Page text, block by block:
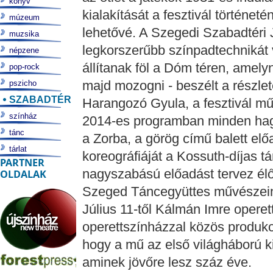
kialakítását a fesztivál
lehetővé. A Szegedi
legkorszerűbb
állítanak föl a Dóm téren,
majd mozogni - beszélt a
Harangozó Gyula, a fesztivál
2014-es programban minden
a Zorba, a görög című balett
koreográfiáját a Kossuth-díjas
nagyszabású előadást tervez
Szeged Táncegyüttes
Július 11-től Kálmán Imre
operettszínházzal közös
hogy a mű az első világháború
aminek jövőre lesz száz éve.
múzeum
muzsika
népzene
pop-rock
pszicho
SZABADTÉR
színház
tánc
tárlat
PARTNER
OLDALAK